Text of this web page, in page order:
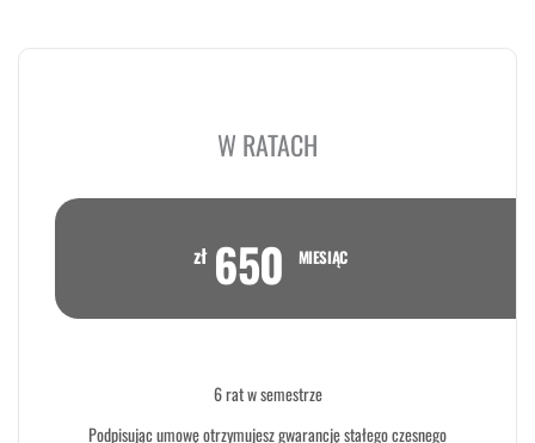
W RATACH
zł 650 MIESIĄC
6 rat w semestrze
Podpisując umowę otrzymujesz gwarancję stałego czesnego